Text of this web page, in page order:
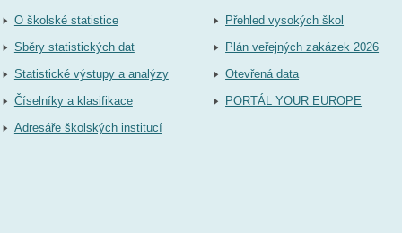
O školské statistice
Sběry statistických dat
Statistické výstupy a analýzy
Číselníky a klasifikace
Adresáře školských institucí
Přehled vysokých škol
Plán veřejných zakázek 2026
Otevřená data
PORTÁL YOUR EUROPE